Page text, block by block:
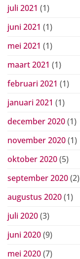
juli 2021 (1)
juni 2021 (1)
mei 2021 (1)
maart 2021 (1)
februari 2021 (1)
januari 2021 (1)
december 2020(1)
november 2020(1)
oktober 2020(5)
september 2020(2)
augustus 2020(1)
juli 2020(3)
juni 2020(9)
mei 2020(7)